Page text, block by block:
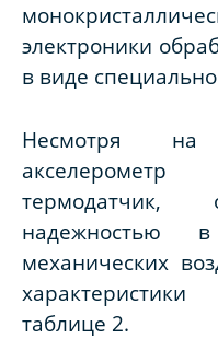
электроники
в виде
Несмотря
термодатчик,
надежностью
механических
таблице 2.